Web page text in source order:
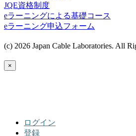
JQE資格制度
eラーニングによる基礎コース
eラーニング申込フォーム
(c) 2026 Japan Cable Laboratories. All
×
ログイン
登録